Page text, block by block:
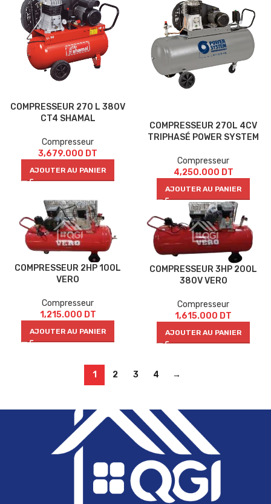
COMPRESSEUR 270 L 380V
CT4 SHAMAL
Compresseur
3,679.000 DT
AJOUTER AU PANIER
COMPRESSEUR 270L 4CV
TRIPHASÉ POWER SYSTEM
Compresseur
4,250.000 DT
AJOUTER AU PANIER
COMPRESSEUR 2HP 100L
VERO
Compresseur
1,215.000 DT
AJOUTER AU PANIER
COMPRESSEUR 3HP 200L
380V VERO
Compresseur
1,615.000 DT
AJOUTER AU PANIER
1 2 3 4 →